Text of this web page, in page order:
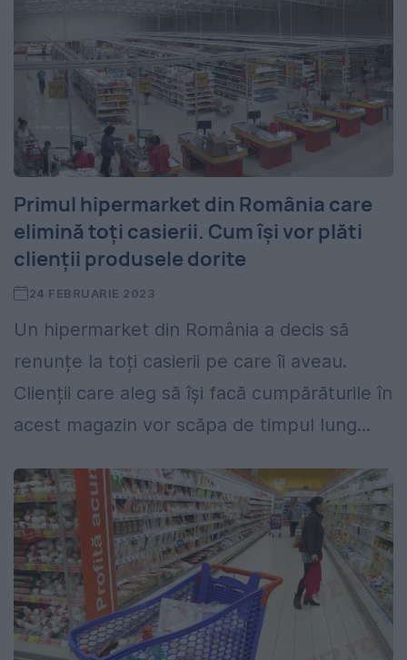
Primul hipermarket din România care
elimină toți casierii. Cum își vor plăti
clienții produsele dorite
24 FEBRUARIE 2023
Un hipermarket din România a decis să
renunțe la toți casierii pe care îi aveau.
Clienții care aleg să își facă cumpărăturile în
acest magazin vor scăpa de timpul lung...